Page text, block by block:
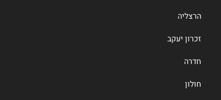
הרצליה
זכרון יעקב
חדרה
חולון